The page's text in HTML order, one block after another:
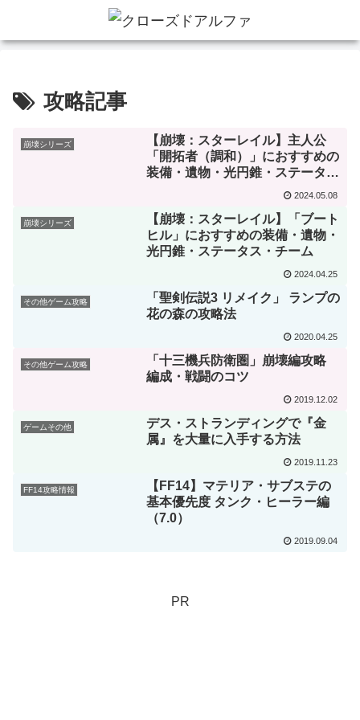
攻略記事
崩壊シリーズ
【崩壊：スターレイル】主人公
「開拓者（調和）」におすすめの
装備・遺物・光円錐・ステータ
2024.05.08
崩壊シリーズ
【崩壊：スターレイル】「ブート
ヒル」におすすめの装備・遺物・
光円錐・ステータス・チーム
2024.04.25
その他ゲーム攻略
「聖剣伝説3 リメイク」 ランプの
花の森の攻略法
2020.04.25
その他ゲーム攻略
「十三機兵防衛圏」崩壊編攻略
編成・戦闘のコツ
2019.12.02
ゲームその他
デス・ストランディングで『金
属』を大量に入手する方法
2019.11.23
FF14攻略情報
【FF14】マテリア・サブステの
基本優先度 タンク・ヒーラー編
（7.0）
2019.09.04
PR